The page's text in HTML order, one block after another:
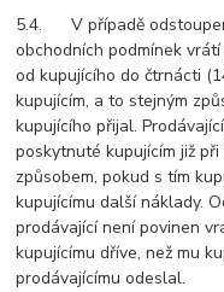
5.4. V případě
obchodních podmínek
od kupujícího do čtrnácti
kupujícím, a to stejným
kupujícího přijal.
poskytnuté kupujícím již
způsobem, pokud s tím
kupujícímu další náklady.
prodávající není povinen
kupujícímu dříve, než mu
prodávajícímu odeslal.